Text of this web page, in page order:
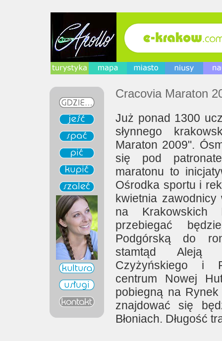
Cracovia Maraton
Już ponad 1300
słynnego
Maraton 2009".
się pod
maratonu to
Ośrodka sportu i
kwietnia
na Krakowskich
przebiegać
Podgórską do
stamtąd Aleją
Czyżyńskiego i
centrum Nowej
pobiegną na Rynek
znajdować się
Błoniach. Długość